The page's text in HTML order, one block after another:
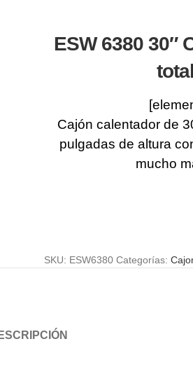
ESW 6380 30″
Cajón calentador de
pulgadas de altura
mucho
SKU: ESW6380Categorías: